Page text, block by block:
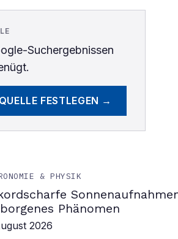
Suchergebnissen
FESTLEGEN →
& PHYSIK
Phänomen
2026